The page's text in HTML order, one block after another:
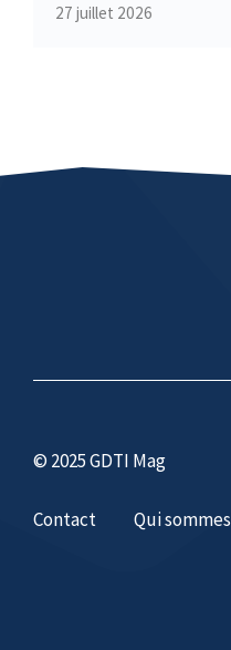
27 juillet 2026
© 2025 GDTI Mag
Contact Qui